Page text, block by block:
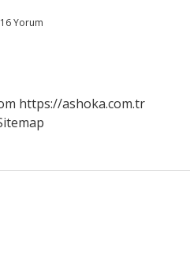
16 Yorum
https://ashoka.com.tr